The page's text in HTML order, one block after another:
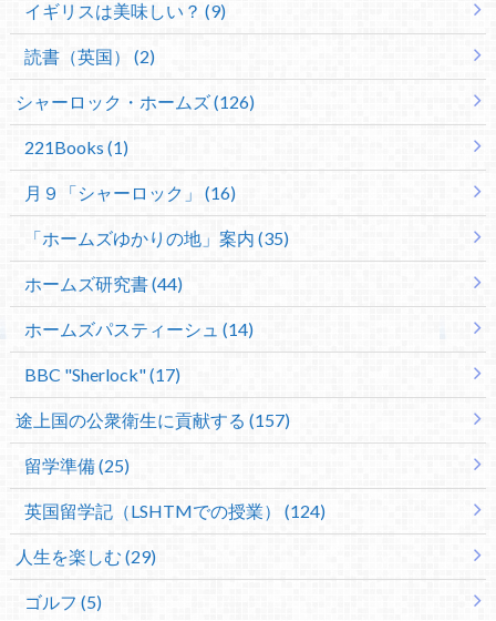
イギリスは美味しい？ (9)
読書（英国） (2)
シャーロック・ホームズ (126)
221Books (1)
月９「シャーロック」 (16)
「ホームズゆかりの地」案内 (35)
ホームズ研究書 (44)
ホームズパスティーシュ (14)
BBC "Sherlock" (17)
途上国の公衆衛生に貢献する (157)
留学準備 (25)
英国留学記（LSHTMでの授業） (124)
人生を楽しむ (29)
ゴルフ (5)